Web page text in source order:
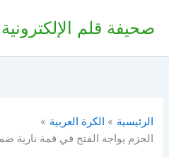
صحيفة قلم الإلكترونية
الرئيسية
الكرة العربية
الحزم يواجه الفتح في قمة